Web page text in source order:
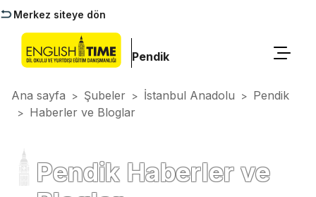
Merkez siteye dön
Pendik
Ana sayfa > Şubeler > İstanbul Anadolu > Pendik
> Haberler ve Bloglar
Pendik Haberler ve